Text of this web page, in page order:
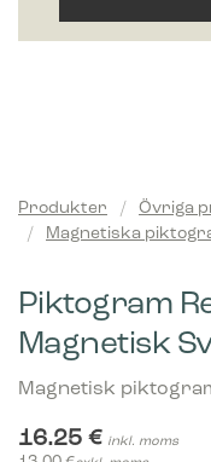
Produkter / Övriga
/
Magnetiska
Piktogram
Magnetisk
Magnetisk
16.25 € inkl. moms